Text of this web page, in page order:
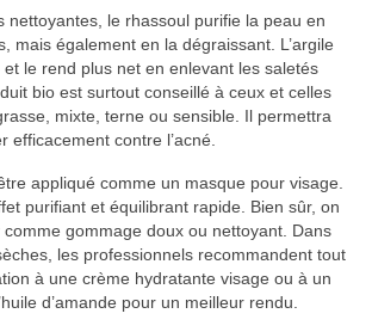
nettoyantes, le rhassoul purifie la peau en
mais également en la dégraissant. L’argile
et le rend plus net en enlevant les saletés
bio est surtout conseillé à ceux et celles
mixte, terne ou sensible. Il permettra
efficacement contre l’acné.
appliqué comme un masque pour visage.
purifiant et équilibrant rapide. Bien sûr, on
comme gommage doux ou nettoyant. Dans
les professionnels recommandent tout
à une crème hydratante visage ou à un
d’amande pour un meilleur rendu.